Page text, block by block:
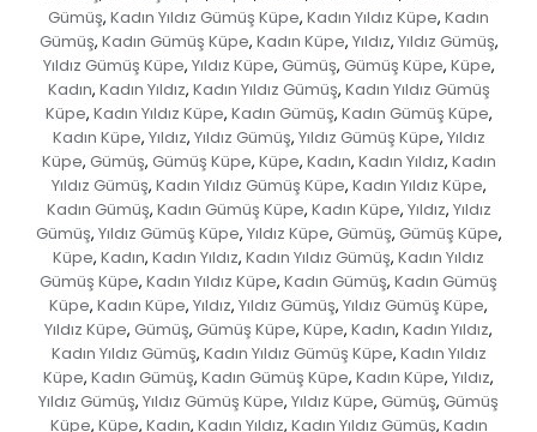
Gümüş, Kadın Yıldız Gümüş Küpe, Kadın Yıldız Küpe, Kadın
Gümüş, Kadın Gümüş Küpe, Kadın Küpe, Yıldız, Yıldız Gümüş,
Yıldız Gümüş Küpe, Yıldız Küpe, Gümüş, Gümüş Küpe, Küpe,
Kadın, Kadın Yıldız, Kadın Yıldız Gümüş, Kadın Yıldız Gümüş
Küpe, Kadın Yıldız Küpe, Kadın Gümüş, Kadın Gümüş Küpe,
Kadın Küpe, Yıldız, Yıldız Gümüş, Yıldız Gümüş Küpe, Yıldız
Küpe, Gümüş, Gümüş Küpe, Küpe, Kadın, Kadın Yıldız, Kadın
Yıldız Gümüş, Kadın Yıldız Gümüş Küpe, Kadın Yıldız Küpe,
Kadın Gümüş, Kadın Gümüş Küpe, Kadın Küpe, Yıldız, Yıldız
Gümüş, Yıldız Gümüş Küpe, Yıldız Küpe, Gümüş, Gümüş Küpe,
Küpe, Kadın, Kadın Yıldız, Kadın Yıldız Gümüş, Kadın Yıldız
Gümüş Küpe, Kadın Yıldız Küpe, Kadın Gümüş, Kadın Gümüş
Küpe, Kadın Küpe, Yıldız, Yıldız Gümüş, Yıldız Gümüş Küpe,
Yıldız Küpe, Gümüş, Gümüş Küpe, Küpe, Kadın, Kadın Yıldız,
Kadın Yıldız Gümüş, Kadın Yıldız Gümüş Küpe, Kadın Yıldız
Küpe, Kadın Gümüş, Kadın Gümüş Küpe, Kadın Küpe, Yıldız,
Yıldız Gümüş, Yıldız Gümüş Küpe, Yıldız Küpe, Gümüş, Gümüş
Küpe, Küpe, Kadın, Kadın Yıldız, Kadın Yıldız Gümüş, Kadın